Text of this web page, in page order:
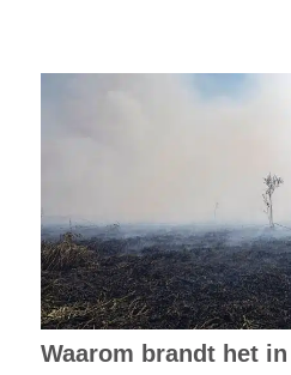
Waarom brandt het